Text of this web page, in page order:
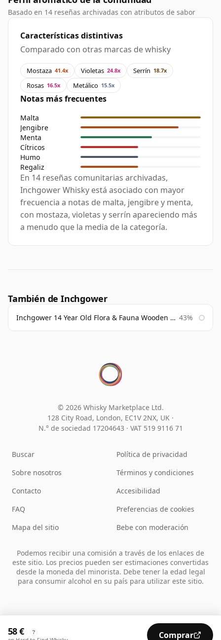
Basado en 14 reseñas archivadas con atributos de sabor
Características distintivas
Comparado con otras marcas de whisky
Mostaza 41.4x Violetas 24.8x Serrín 18.7x
Rosas 16.5x Metálico 15.5x
Notas más frecuentes
Malta
Jengibre
Menta
Cítricos
Humo
Regaliz
En 14 reseñas comunitarias archivadas,
Inchgower Whisky está asociado con mayor
frecuencia a notas de malta, jengibre y menta,
con mostaza, violetas y serrín apareciendo más
a menudo que la media de la categoría.
También de Inchgower
Inchgower 14 Year Old Flora & Fauna Wooden Box 43%
58 € ? Comprar
© 2026 Whisky Marketplace Ltd.
128 City Road, London, EC1V 2NX, UK ·
N.° de sociedad 17204643 · VAT 519 9116 71
Buscar
Sobre nosotros
Contacto
FAQ
Mapa del sitio
Política de privacidad
Términos y condiciones
Accesibilidad
Preferencias de cookies
Bebe con moderación
Podemos recibir una comisión a través de los enlaces de
este sitio. Los precios pueden ser estimaciones convertidas
desde la moneda del minorista. Debe tener la edad legal
para consumir alcohol en su país para utilizar este sitio.